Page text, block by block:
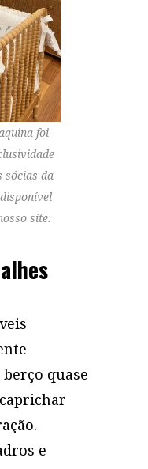
foi
sócias da
site.
quase
e